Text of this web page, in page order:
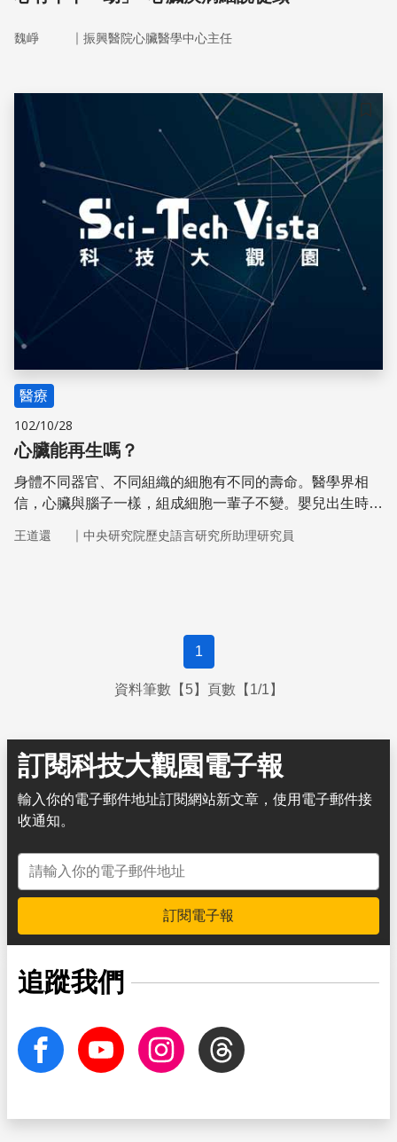
魏崢 ｜ 振興醫院心臟醫學中心主任
儲存
醫療
102/10/28
心臟能再生嗎？
身體不同器官、不同組織的細胞有不同的壽命。醫學界相
信，心臟與腦子一樣，組成細胞一輩子不變。嬰兒出生時，
壞死的結果。
王道還 ｜ 中央研究院歷史語言研究所助理研究員
1
資料筆數【5】頁數【1/1】
訂閱科技大觀園電子報
輸入你的電子郵件地址訂閱網站新文章，使用電子郵件接
收通知。
電子郵件地址
訂閱電子報
追蹤我們
facebook Youtube InstagramThreads